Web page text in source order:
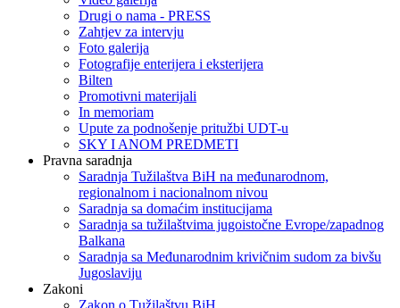
Drugi o nama - PRESS
Zahtjev za intervju
Foto galerija
Fotografije enterijera i eksterijera
Bilten
Promotivni materijali
In memoriam
Upute za podnošenje pritužbi UDT-u
SKY I ANOM PREDMETI
Pravna saradnja
Saradnja Tužilaštva BiH na međunarodnom,
regionalnom i nacionalnom nivou
Saradnja sa domaćim institucijama
Saradnja sa tužilaštvima jugoistočne Evrope/zapadnog
Balkana
Saradnja sa Međunarodnim krivičnim sudom za bivšu
Jugoslaviju
Zakoni